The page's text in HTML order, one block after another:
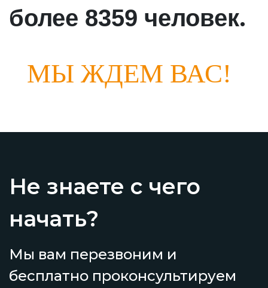
более 8359 человек.
МЫ ЖДЕМ ВАС!
Не знаете с чего
начать?
Мы вам перезвоним и
бесплатно проконсультируем